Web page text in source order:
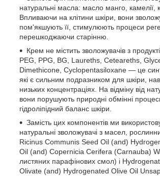
натуральні масла: масло манго, камелії,
Впливаючи на клітини шкіри, вони
пом'якшують її, стимулюють процеси
перешкоджаючи старінню.
Крем не містить зволожувачів з
PEG, PPG, BG, Laureths, Ceteareths,
Dimethicone, Cyclopentasiloxane — це
які є сильним подразником для шкіри,
низьких концентраціях. На відміну від
вони порушують природні обмінні
гідроліпідний баланс шкіри.
Замість цих компонентів ми
натуральні зволожувачі з масел,
Ricinus Communis Seed Oil (and)
Oil (and) Copernicia Cerifera (Carnauba)
листяних парафінових смол) і
Olivate (and) Hydrogenated Olive Oil